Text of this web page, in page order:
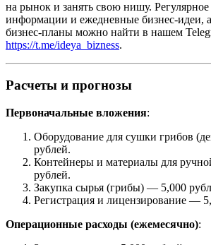
на рынок и занять свою нишу.
информации и ежедневные бизнес-идеи,
бизнес-планы можно найти в нашем
https://t.me/ideya_bizness.
Расчеты и прогнозы
Первоначальные вложения:
Оборудование для сушки грибов
рублей.
Контейнеры и материалы для
рублей.
Закупка сырья (грибы) — 5,000
Регистрация и лицензирование —
Операционные расходы (ежемесячно):